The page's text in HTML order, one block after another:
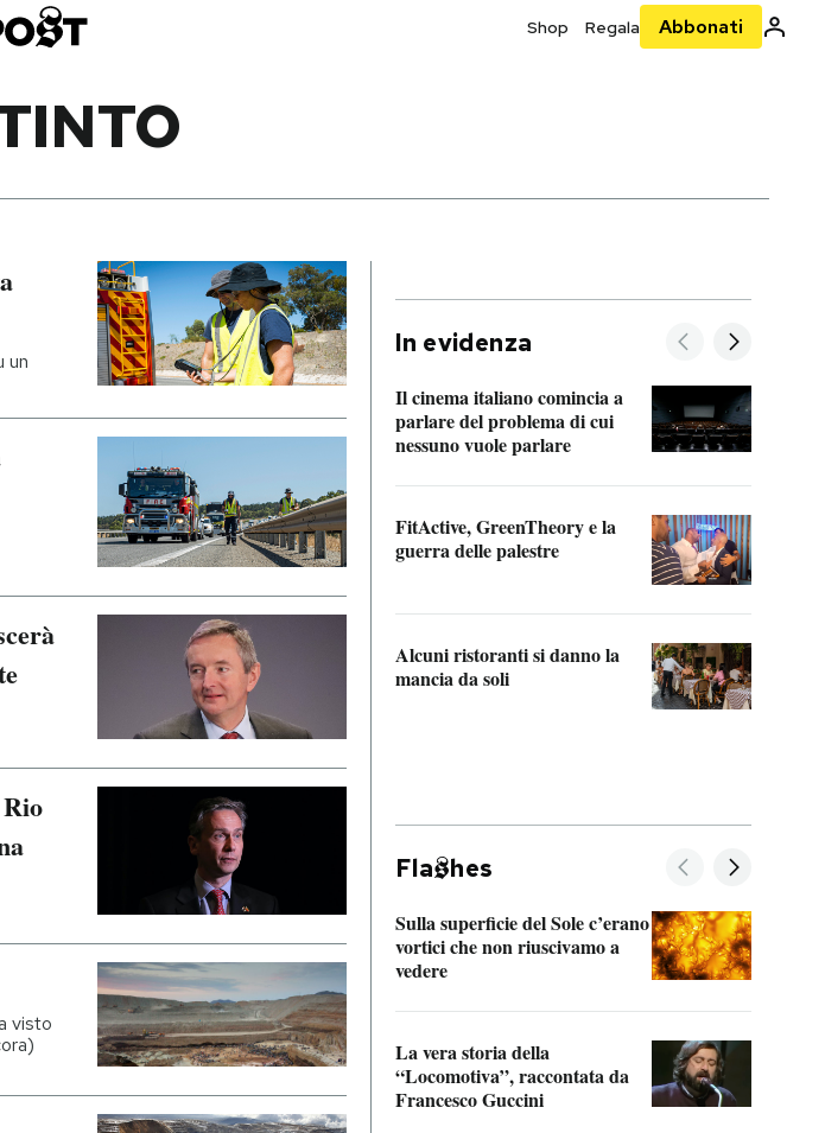
Shop Regala Abbonati
un
visto
In evidenza
Il cinema italiano comincia a
parlare del problema di cui
nessuno vuole parlare
FitActive, GreenTheory e la
guerra delle palestre
Alcuni ristoranti si danno la
mancia da soli
Fla hes
Sulla superficie del Sole c’erano
vortici che non riuscivamo a
vedere
La vera storia della
“Locomotiva”, raccontata da
Francesco Guccini